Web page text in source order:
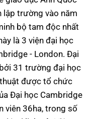
lập trường vào năm
bộ tam độc nhất
là 3 viện đại học
- London. Đại
31 trường đại học
được tổ chức
Đại học Cambridge
viên 36ha, trong số